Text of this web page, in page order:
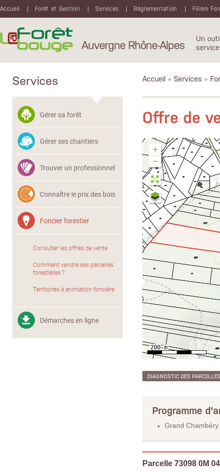
Accueil
Forêt et Gestion Services Réglementation Filière
Auvergne Rhône-Alpes
Un
Services
Gérer sa forêt
Gérer ses chantiers
Trouver un professionnel
Connaître le prix des bois
Foncier forestier
Consulter les offres de vente
Comment vendre ses parcelles
forestières ?
Territoires à animation foncière
Démarches en ligne
Accueil » Services »
Offre de
+
−
DIAGNOSTIC DES PARCELLES
Programme
Grand Chambéry
Parcelle 73098 0M